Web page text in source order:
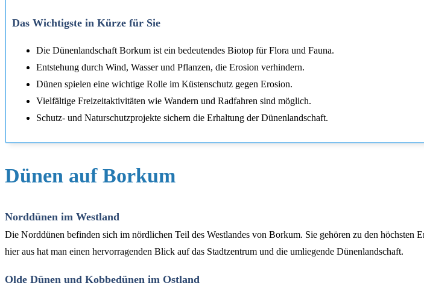
Das Wichtigste in Kürze für Sie
Die Dünenlandschaft Borkum ist ein bedeutendes Biotop für Flora und Fauna.
Entstehung durch Wind, Wasser und Pflanzen, die Erosion verhindern.
Dünen spielen eine wichtige Rolle im Küstenschutz gegen Erosion.
Vielfältige Freizeitaktivitäten wie Wandern und Radfahren sind möglich.
Schutz- und Naturschutzprojekte sichern die Erhaltung der Dünenlandschaft.
Dünen auf Borkum
Norddünen im Westland
Die Norddünen befinden sich im nördlichen Teil des Westlandes von Borkum. Sie gehören zu den
hier aus hat man einen hervorragenden Blick auf das Stadtzentrum und die umliegende Dünenlandschaft.
Olde Dünen und Kobbedünen im Ostland